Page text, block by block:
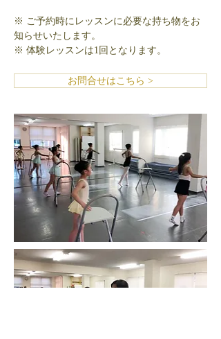
※ ご予約時にレッスンに必要な持ち物をお
知らせいたします。
​※ 体験レッスンは1回となります。
お問合せはこちら >